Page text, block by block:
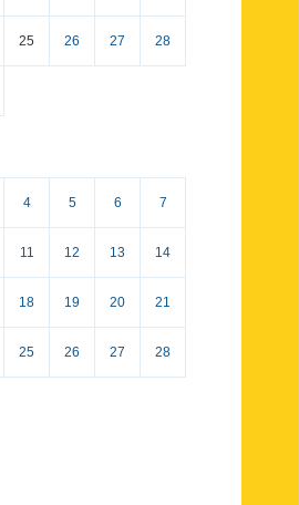
25 26 27 28
4 5 6 7
11 12 13 14
18 19 20 21
25 26 27 28